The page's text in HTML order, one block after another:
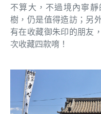
不算大，不過境內寧
樹，仍是值得造訪；另
有在收藏御朱印的朋友
次收藏四款唷！